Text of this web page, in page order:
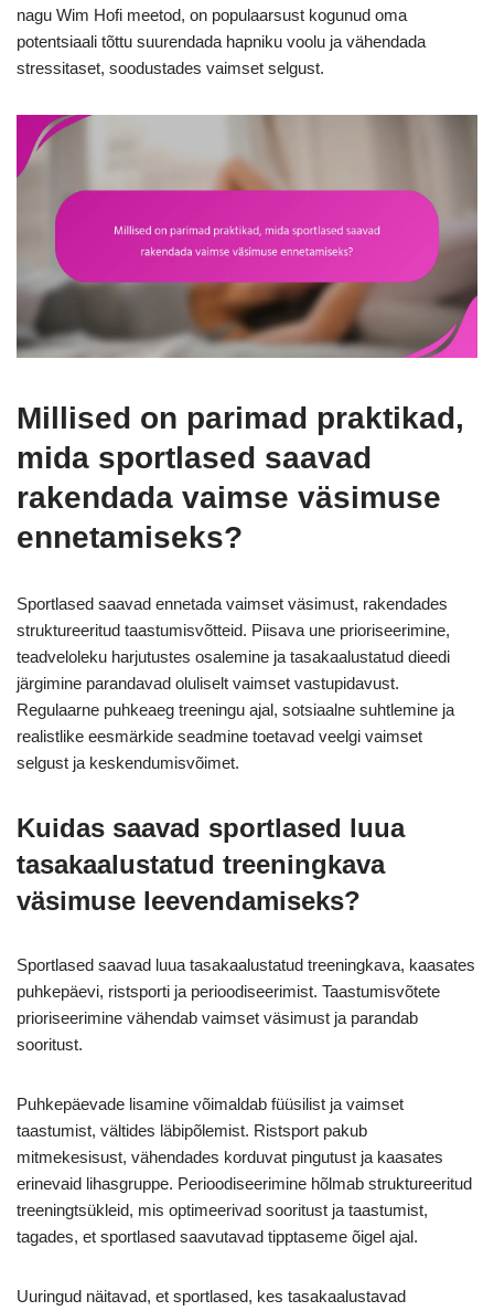
nagu Wim Hofi meetod, on populaarsust kogunud oma
potentsiaali tõttu suurendada hapniku voolu ja vähendada
stressitaset, soodustades vaimset selgust.
Millised on parimad praktikad,
mida sportlased saavad
rakendada vaimse väsimuse
ennetamiseks?
Sportlased saavad ennetada vaimset väsimust, rakendades
struktureeritud taastumisvõtteid. Piisava une prioriseerimine,
teadveloleku harjutustes osalemine ja tasakaalustatud dieedi
järgimine parandavad oluliselt vaimset vastupidavust.
Regulaarne puhkeaeg treeningu ajal, sotsiaalne suhtlemine ja
realistlike eesmärkide seadmine toetavad veelgi vaimset
selgust ja keskendumisvõimet.
Kuidas saavad sportlased luua
tasakaalustatud treeningkava
väsimuse leevendamiseks?
Sportlased saavad luua tasakaalustatud treeningkava, kaasates
puhkepäevi, ristsporti ja perioodiseerimist. Taastumisvõtete
prioriseerimine vähendab vaimset väsimust ja parandab
sooritust.
Puhkepäevade lisamine võimaldab füüsilist ja vaimset
taastumist, vältides läbipõlemist. Ristsport pakub
mitmekesisust, vähendades korduvat pingutust ja kaasates
erinevaid lihasgruppe. Perioodiseerimine hõlmab struktureeritud
treeningtsükleid, mis optimeerivad sooritust ja taastumist,
tagades, et sportlased saavutavad tipptaseme õigel ajal.
Uuringud näitavad, et sportlased, kes tasakaalustavad